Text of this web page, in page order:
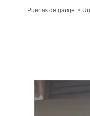
Puertas de garaje